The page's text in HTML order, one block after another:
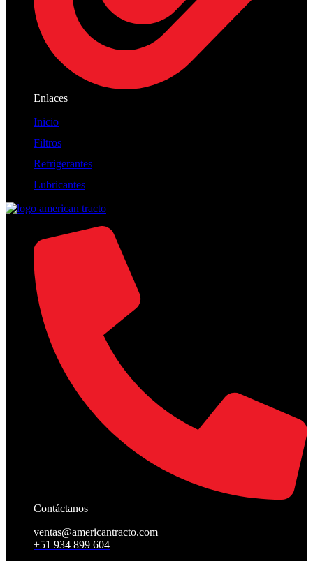
Enlaces
Inicio
Filtros
Refrigerantes
Lubricantes
Contáctanos
ventas@americantracto.com
+51 934 899 604